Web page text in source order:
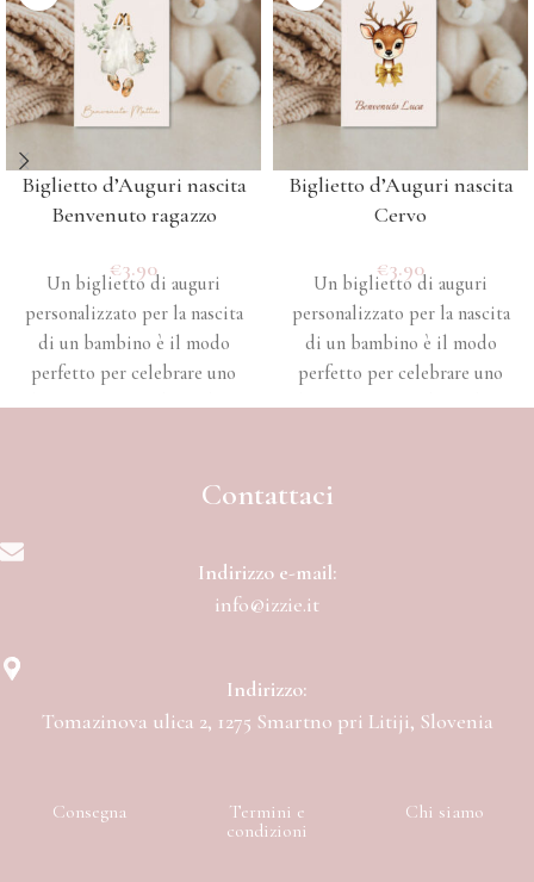
Biglietto d’Auguri nascita
Benvenuto ragazzo
€3.90
Un biglietto di auguri
personalizzato per la nascita
di un bambino è il modo
perfetto per celebrare uno
dei momenti più belli della
Biglietto d’Auguri nascita
Cervo
€3.90
Un biglietto di auguri
personalizzato per la nascita
di un bambino è il modo
perfetto per celebrare uno
dei momenti più belli della
Contattaci
Indirizzo e-mail:
info@izzie.it
Indirizzo:
Tomazinova ulica 2, 1275 Smartno pri Litiji, Slovenia
Consegna
Termini e
condizioni
Chi siamo